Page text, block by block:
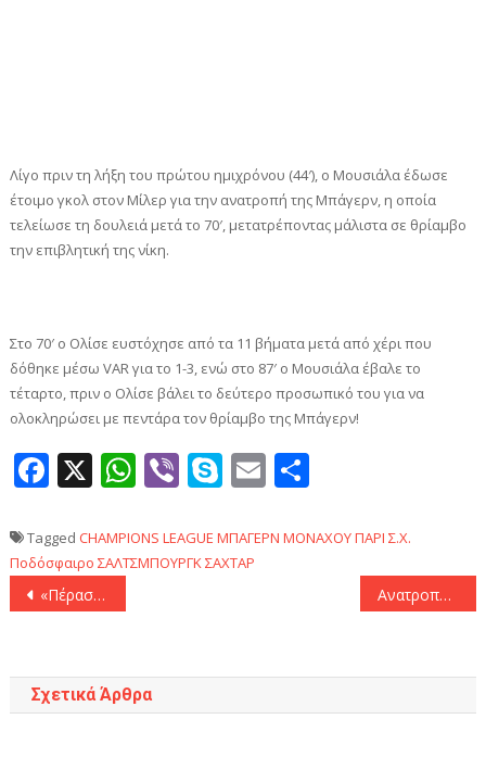
Λίγο πριν τη λήξη του πρώτου ημιχρόνου (44′), ο Μουσιάλα έδωσε
έτοιμο γκολ στον Μίλερ για την ανατροπή της Μπάγερν, η οποία
τελείωσε τη δουλειά μετά το 70′, μετατρέποντας μάλιστα σε θρίαμβο
την επιβλητική της νίκη.
Στο 70′ ο Ολίσε ευστόχησε από τα 11 βήματα μετά από χέρι που
δόθηκε μέσω VAR για το 1-3, ενώ στο 87′ ο Μουσιάλα έβαλε το
τέταρτο, πριν ο Ολίσε βάλει το δεύτερο προσωπικό του για να
ολοκληρώσει με πεντάρα τον θρίαμβο της Μπάγερν!
Facebook
X WhatsApp
ViberSkype
Email
Tagged CHAMPIONS LEAGUE ΜΠΑΓΕΡΝ ΜΟΝΑΧΟΥΠΑΡΙ Σ.Χ.
Ποδόσφαιρο ΣΑΛΤΣΜΠΟΥΡΓΚΣΑΧΤΑΡ
Πλοήγηση
«Πέρασε» από το Μπέργκαμο με υπογραφή Πρωταθλήτριας Ευρώπης η Ρεάλ Μαδρίτης (2-3) Ανατροπή με υπογραφή Τζόλη για την Μπριζ (2-1)
Σχετικά Άρθρα